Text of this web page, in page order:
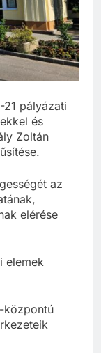
21 pályázati
és
Zoltán
az
elérése
elemek
központú